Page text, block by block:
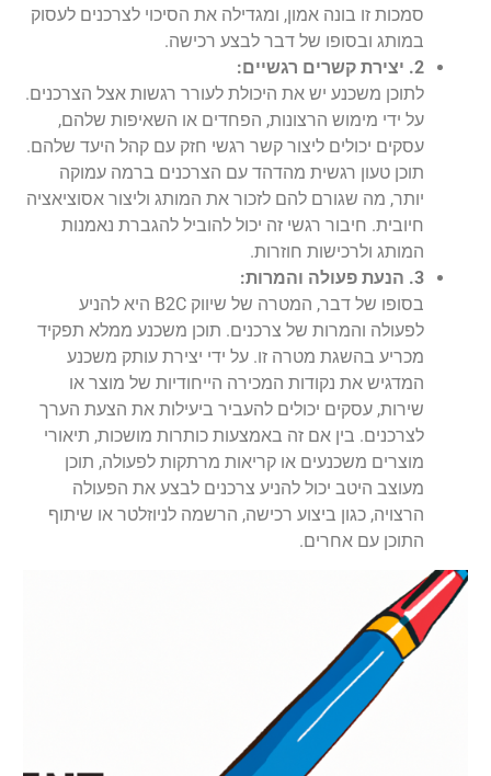
סמכות זו בונה אמון, ומגדילה את הסיכוי לצרכנים לעסוק
במותג ובסופו של דבר לבצע רכישה.
2. יצירת קשרים רגשיים:
לתוכן משכנע יש את היכולת לעורר רגשות אצל הצרכנים.
על ידי מימוש הרצונות, הפחדים או השאיפות שלהם,
עסקים יכולים ליצור קשר רגשי חזק עם קהל היעד שלהם.
תוכן טעון רגשית מהדהד עם הצרכנים ברמה עמוקה
יותר, מה שגורם להם לזכור את המותג וליצור אסוציאציה
חיובית. חיבור רגשי זה יכול להוביל להגברת נאמנות
המותג ולרכישות חוזרות.
3. הנעת פעולה והמרות:
בסופו של דבר, המטרה של שיווק B2C היא להניע
לפעולה והמרות של צרכנים. תוכן משכנע ממלא תפקיד
מכריע בהשגת מטרה זו. על ידי יצירת עותק משכנע
המדגיש את נקודות המכירה הייחודיות של מוצר או
שירות, עסקים יכולים להעביר ביעילות את הצעת הערך
לצרכנים. בין אם זה באמצעות כותרות מושכות, תיאורי
מוצרים משכנעים או קריאות מרתקות לפעולה, תוכן
מעוצב היטב יכול להניע צרכנים לבצע את הפעולה
הרצויה, כגון ביצוע רכישה, הרשמה לניוזלטר או שיתוף
התוכן עם אחרים.